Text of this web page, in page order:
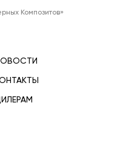
Композитов»